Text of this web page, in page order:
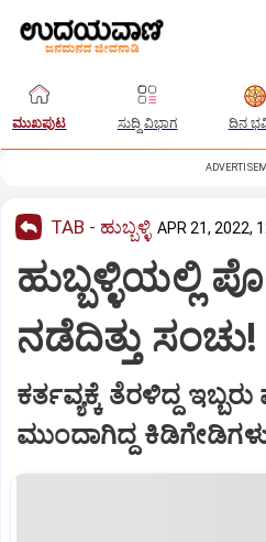
ಮುಖಪುಟ ಸುದ್ದಿ ವಿಭಾಗ ದಿನ
TAB - ಹುಬ್ಬಳ್ಳಿ APR 21, 2022,
ಹುಬ್ಬಳ್ಳಿಯಲ್ಲಿ
ನಡೆದಿತ್ತು ಸಂಚು!
ಕರ್ತವ್ಯಕ್ಕೆ ತೆರಳಿದ್ದ
ಮುಂದಾಗಿದ್ದ